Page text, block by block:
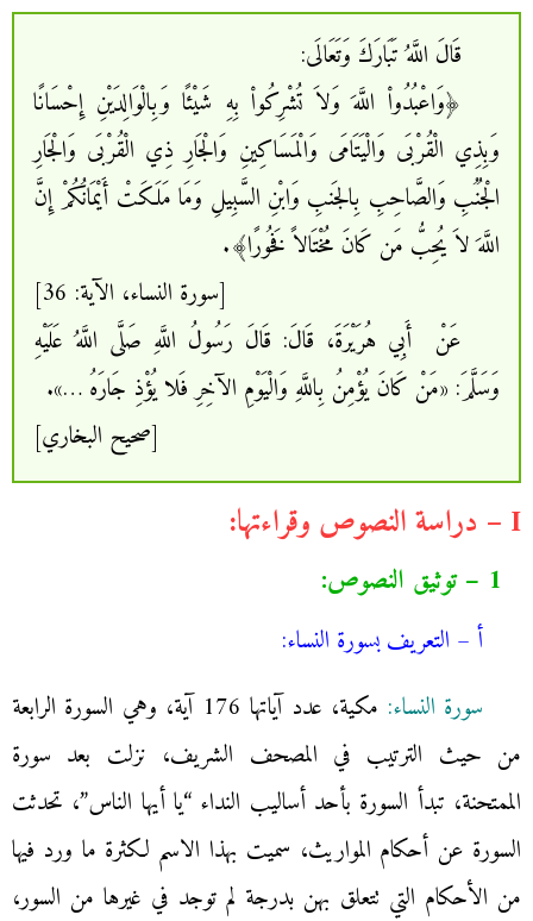
قَالَ اللَّهُ تَبَارَكَ وَتَعَالَى:
﴿وَاعْبُدُواْ اللَّهَ وَلاَ تُشْرِكُواْ بِهِ شَيْئًا وَبِالْوَالِدَيْنِ إِحْسَانًا
وَبِذِي الْقُرْبَى وَالْيَتَامَى وَالْمَسَاكِينِ وَالْجَارِ ذِي الْقُرْبَى وَالْجَارِ
الْجُنُبِ وَالصَّاحِبِ بِالجَنبِ وَابْنِ السَّبِيلِ وَمَا مَلَكَتْ أَيْمَانُكُمْ إِنَّ
اللَّهَ لاَ يُحِبُّ مَن كَانَ مُخْتَالاً فَخُورًا﴾.
[سورة النساء، الآية: 36]
عَنْ أَبِي هُرَيْرَةَ، قَالَ: قَالَ رَسُولُ اللَّهِ صَلَّى اللَّهُ عَلَيْهِ
وَسَلَّمَ: «مَنْ كَانَ يُؤْمِنُ بِاللَّهِ وَالْيَوْمِ الآخِرِ فَلا يُؤْذِ جَارَهُ …».
[صحيح البخاري]
I – دراسة النصوص وقراءتها:
1 – توثيق النصوص:
أ – التعريف بسورة النساء:
سورة النساء:
مكية، عدد آياتها 176 آية، وهي السورة الرابعة
من حيث الترتيب في المصحف الشريف، نزلت بعد سورة
الممتحنة، تبدأ السورة بأحد أساليب النداء “يا أيها الناس”، تحدثت
السورة عن أحكام المواريث، سميت بهذا الاسم لكثرة ما ورد فيها
من الأحكام التي تتعلق بهن بدرجة لم توجد في غيرها من السور،